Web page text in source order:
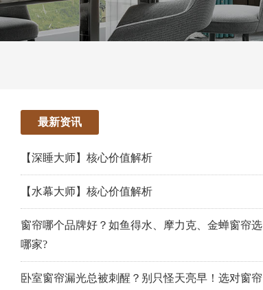
最新资讯
【深睡大师】核心价值解析
【水幕大师】核心价值解析
窗帘哪个品牌好？如鱼得水、摩力克、金蝉窗帘选
哪家?
卧室窗帘漏光总被刺醒？别只怪天亮早！选对窗帘